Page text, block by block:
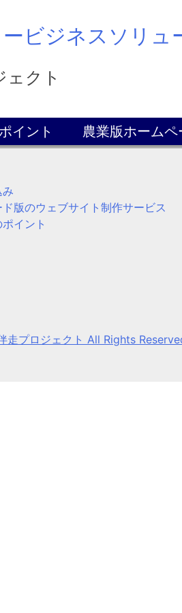
ビジネスソリュ
ェクト
イント 農業版ホーム
版のウェブサイト制作サービス
イント
走プロジェクト All Rights